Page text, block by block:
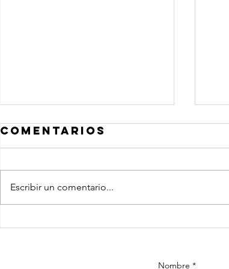
Frases Quiero
Comentarios
Escribir un comentario...
Nombre *